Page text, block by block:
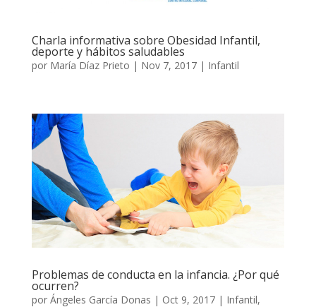
Charla informativa sobre Obesidad Infantil,
deporte y hábitos saludables
por María Díaz Prieto | Nov 7, 2017| Infantil
Problemas de conducta en la infancia. ¿Por qué
ocurren?
por Ángeles García Donas | Oct 9, 2017| Infantil,